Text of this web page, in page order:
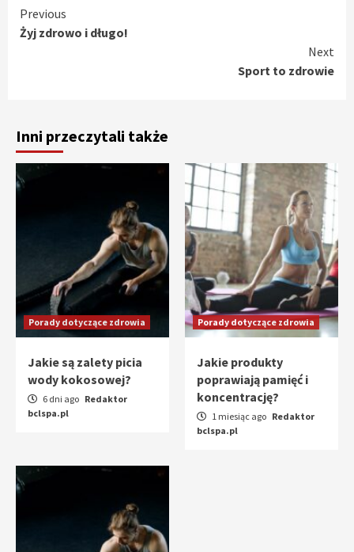
Continue
Reading
Previous
Żyj zdrowo i długo!
Next
Sport to zdrowie
Inni przeczytali także
Porady dotyczące zdrowia
Jakie są zalety picia
wody kokosowej?
6 dni ago Redaktor
bclspa.pl
Porady dotyczące zdrowia
Jakie produkty
poprawiają pamięć i
koncentrację?
1 miesiąc ago Redaktor
bclspa.pl